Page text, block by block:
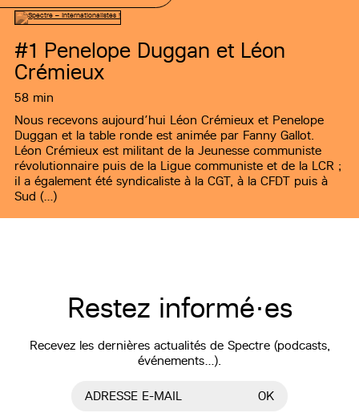
#1 Penelope Duggan et Léon
Crémieux
58 min
Nous recevons aujourd’hui Léon Crémieux et Penelope
Duggan et la table ronde est animée par Fanny Gallot.
Léon Crémieux est militant de la Jeunesse communiste
révolutionnaire puis de la Ligue communiste et de la LCR ;
il a également été syndicaliste à la CGT, à la CFDT puis à
Sud (…)
Restez informé·es
Recevez les dernières actualités de Spectre (podcasts,
événements…).
ADRESSE E-MAIL OK